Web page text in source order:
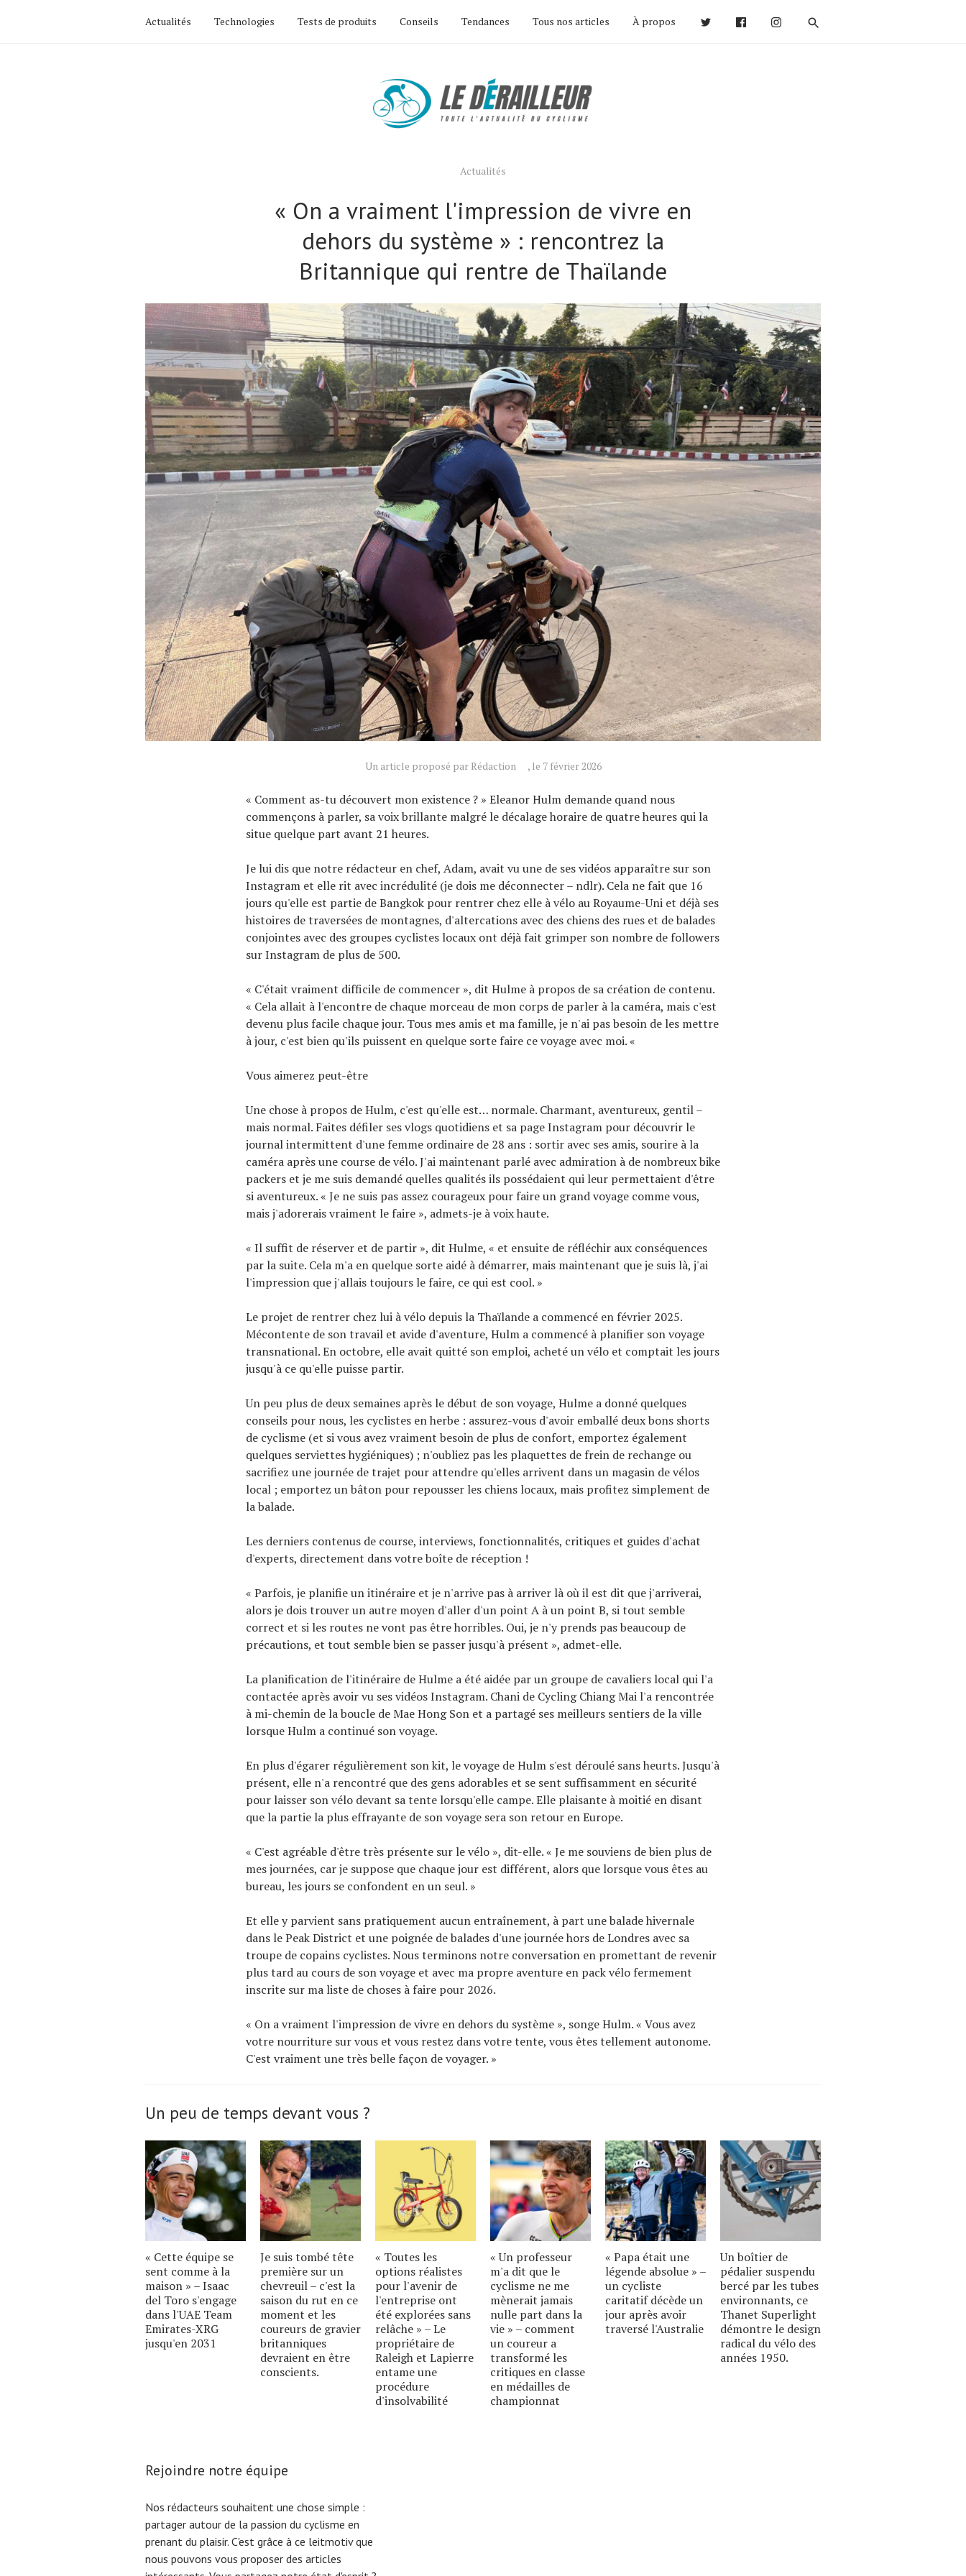
Actualités Technologies Tests de produits Conseils Tendances Tous nos articles À propos
Actualités
« On a vraiment l'impression de vivre en
dehors du système » : rencontrez la
Britannique qui rentre de Thaïlande
Un article proposé par Rédaction , le 7 février 2026
« Comment as-tu découvert mon existence ? » Eleanor Hulm demande quand nous
commençons à parler, sa voix brillante malgré le décalage horaire de quatre heures qui la
situe quelque part avant 21 heures.
Je lui dis que notre rédacteur en chef, Adam, avait vu une de ses vidéos apparaître sur son
Instagram et elle rit avec incrédulité (je dois me déconnecter – ndlr). Cela ne fait que 16
jours qu'elle est partie de Bangkok pour rentrer chez elle à vélo au Royaume-Uni et déjà ses
histoires de traversées de montagnes, d'altercations avec des chiens des rues et de balades
conjointes avec des groupes cyclistes locaux ont déjà fait grimper son nombre de followers
sur Instagram de plus de 500.
« C'était vraiment difficile de commencer », dit Hulme à propos de sa création de contenu.
« Cela allait à l'encontre de chaque morceau de mon corps de parler à la caméra, mais c'est
devenu plus facile chaque jour. Tous mes amis et ma famille, je n'ai pas besoin de les mettre
à jour, c'est bien qu'ils puissent en quelque sorte faire ce voyage avec moi. «
Vous aimerez peut-être
Une chose à propos de Hulm, c'est qu'elle est… normale. Charmant, aventureux, gentil –
mais normal. Faites défiler ses vlogs quotidiens et sa page Instagram pour découvrir le
journal intermittent d'une femme ordinaire de 28 ans : sortir avec ses amis, sourire à la
caméra après une course de vélo. J'ai maintenant parlé avec admiration à de nombreux bike
packers et je me suis demandé quelles qualités ils possédaient qui leur permettaient d'être
si aventureux. « Je ne suis pas assez courageux pour faire un grand voyage comme vous,
mais j'adorerais vraiment le faire », admets-je à voix haute.
« Il suffit de réserver et de partir », dit Hulme, « et ensuite de réfléchir aux conséquences
par la suite. Cela m'a en quelque sorte aidé à démarrer, mais maintenant que je suis là, j'ai
l'impression que j'allais toujours le faire, ce qui est cool. »
Le projet de rentrer chez lui à vélo depuis la Thaïlande a commencé en février 2025.
Mécontente de son travail et avide d'aventure, Hulm a commencé à planifier son voyage
transnational. En octobre, elle avait quitté son emploi, acheté un vélo et comptait les jours
jusqu'à ce qu'elle puisse partir.
Un peu plus de deux semaines après le début de son voyage, Hulme a donné quelques
conseils pour nous, les cyclistes en herbe : assurez-vous d'avoir emballé deux bons shorts
de cyclisme (et si vous avez vraiment besoin de plus de confort, emportez également
quelques serviettes hygiéniques) ; n'oubliez pas les plaquettes de frein de rechange ou
sacrifiez une journée de trajet pour attendre qu'elles arrivent dans un magasin de vélos
local ; emportez un bâton pour repousser les chiens locaux, mais profitez simplement de
la balade.
Les derniers contenus de course, interviews, fonctionnalités, critiques et guides d'achat
d'experts, directement dans votre boîte de réception !
« Parfois, je planifie un itinéraire et je n'arrive pas à arriver là où il est dit que j'arriverai,
alors je dois trouver un autre moyen d'aller d'un point A à un point B, si tout semble
correct et si les routes ne vont pas être horribles. Oui, je n'y prends pas beaucoup de
précautions, et tout semble bien se passer jusqu'à présent », admet-elle.
La planification de l'itinéraire de Hulme a été aidée par un groupe de cavaliers local qui l'a
contactée après avoir vu ses vidéos Instagram. Chani de Cycling Chiang Mai l'a rencontrée
à mi-chemin de la boucle de Mae Hong Son et a partagé ses meilleurs sentiers de la ville
lorsque Hulm a continué son voyage.
En plus d'égarer régulièrement son kit, le voyage de Hulm s'est déroulé sans heurts. Jusqu'à
présent, elle n'a rencontré que des gens adorables et se sent suffisamment en sécurité
pour laisser son vélo devant sa tente lorsqu'elle campe. Elle plaisante à moitié en disant
que la partie la plus effrayante de son voyage sera son retour en Europe.
« C'est agréable d'être très présente sur le vélo », dit-elle. « Je me souviens de bien plus de
mes journées, car je suppose que chaque jour est différent, alors que lorsque vous êtes au
bureau, les jours se confondent en un seul. »
Et elle y parvient sans pratiquement aucun entraînement, à part une balade hivernale
dans le Peak District et une poignée de balades d'une journée hors de Londres avec sa
troupe de copains cyclistes. Nous terminons notre conversation en promettant de revenir
plus tard au cours de son voyage et avec ma propre aventure en pack vélo fermement
inscrite sur ma liste de choses à faire pour 2026.
« On a vraiment l'impression de vivre en dehors du système », songe Hulm. « Vous avez
votre nourriture sur vous et vous restez dans votre tente, vous êtes tellement autonome.
C'est vraiment une très belle façon de voyager. »
Un peu de temps devant vous ?
« Cette équipe se
sent comme à la
maison » – Isaac
del Toro s'engage
dans l'UAE Team
Emirates-XRG
jusqu'en 2031
Je suis tombé tête
première sur un
chevreuil – c'est la
saison du rut en ce
moment et les
coureurs de gravier
britanniques
devraient en être
conscients.
« Toutes les
options réalistes
pour l'avenir de
l'entreprise ont
été explorées sans
relâche » – Le
propriétaire de
Raleigh et Lapierre
entame une
procédure
d'insolvabilité
« Un professeur
m'a dit que le
cyclisme ne me
mènerait jamais
nulle part dans la
vie » – comment
un coureur a
transformé les
critiques en classe
en médailles de
championnat
« Papa était une
légende absolue » –
un cycliste
caritatif décède un
jour après avoir
traversé l'Australie
Un boîtier de
pédalier suspendu
bercé par les tubes
environnants, ce
Thanet Superlight
démontre le design
radical du vélo des
années 1950.
Rejoindre notre équipe
Nos rédacteurs souhaitent une chose simple :
partager autour de la passion du cyclisme en
prenant du plaisir. C'est grâce à ce leitmotiv que
nous pouvons vous proposer des articles